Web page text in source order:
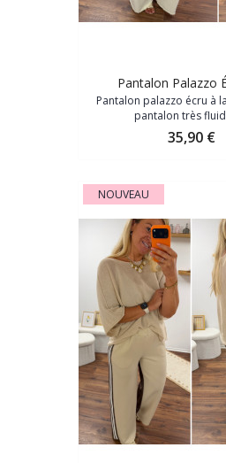
Pantalon Palazzo
Pantalon palazzo écru à
pantalon très
Prix
35,90 €
NOUVEAU